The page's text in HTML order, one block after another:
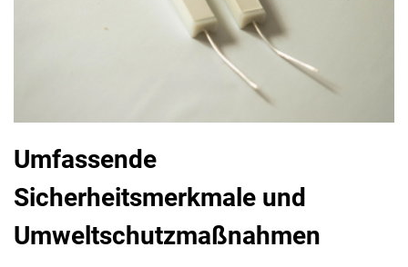
Umfassende
Sicherheitsmerkmale und
Umweltschutzmaßnahmen